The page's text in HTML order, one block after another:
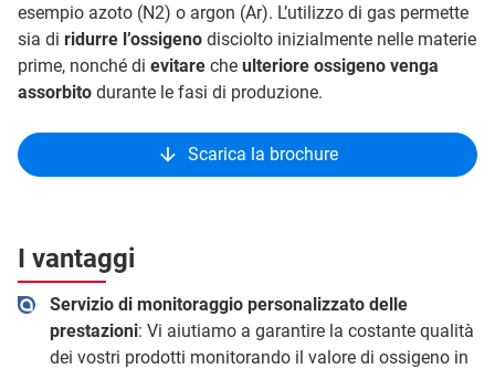
esempio azoto (N2) o argon (Ar). L’utilizzo di gas permette
sia di ridurre l’ossigeno disciolto inizialmente nelle materie
prime, nonché di evitare che ulteriore ossigeno venga
assorbito durante le fasi di produzione.
Scarica la brochure
I vantaggi
Servizio di monitoraggio personalizzato delle
prestazioni: Vi aiutiamo a garantire la costante qualità
dei vostri prodotti monitorando il valore di ossigeno in